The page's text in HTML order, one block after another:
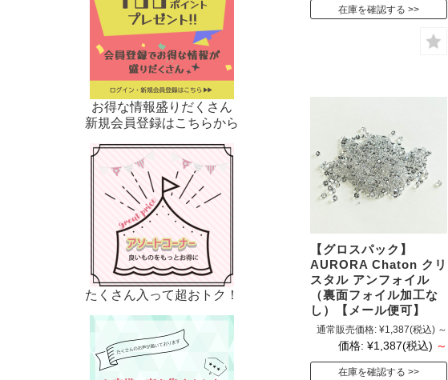
在庫を確認する
【グロスパック】
AURORA Chaton クリ
スタル アンフォイル
（裏面フォイル加工な
し）【メール便可】
通常販売価格: ¥1,387(税込) ～
価格: ¥1,387(税込) ～
在庫を確認する
お得な情報盛りだくさん
新規会員登録はこちらから
たくさん入って超おトク！